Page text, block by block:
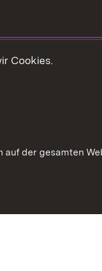
Cookies.
der gesamten